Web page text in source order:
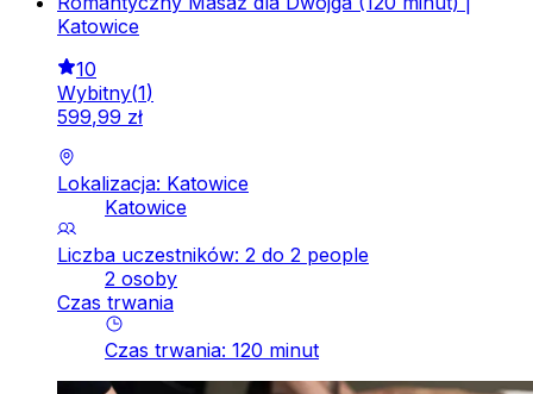
Katowice
10
Wybitny(1)
599,99 zł
Lokalizacja: Katowice
Katowice
Liczba uczestników: 2 do 2 people
2 osoby
Czas trwania
Czas trwania: 120 minut